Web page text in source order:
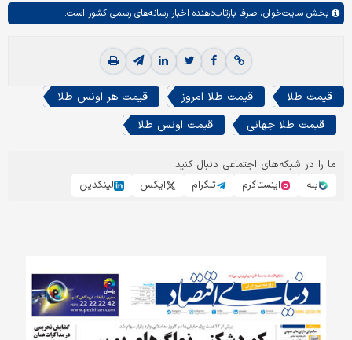
بخش سایت‌خوان، صرفا بازتاب‌دهنده اخبار رسانه‌های رسمی کشور است.
قیمت طلا قیمت طلا امروز
قیمت هر اونس طلا
قیمت طلا جهانی
قیمت اونس طلا
ما را در شبکه‌های اجتماعی دنبال کنید
بله
اینستاگرم تلگرام ایکس لینکدین